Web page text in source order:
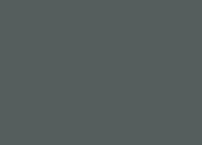
nuova finestra